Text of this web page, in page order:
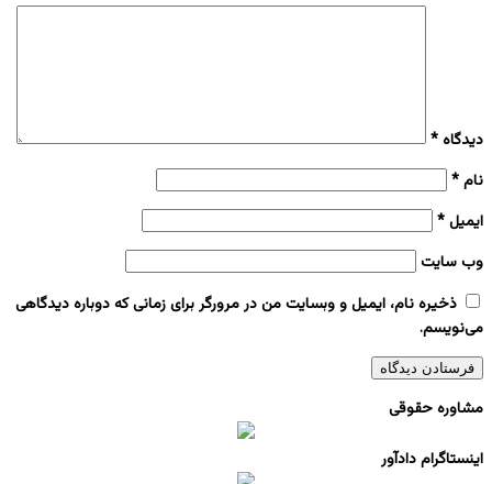
دیدگاه*
نام*
ایمیل*
وب‌ سایت
ذخیره نام، ایمیل و وبسایت من در مرورگر برای زمانی که دوباره دیدگاهی
می‌نویسم.
مشاوره حقوقی
اینستاگرام دادآور